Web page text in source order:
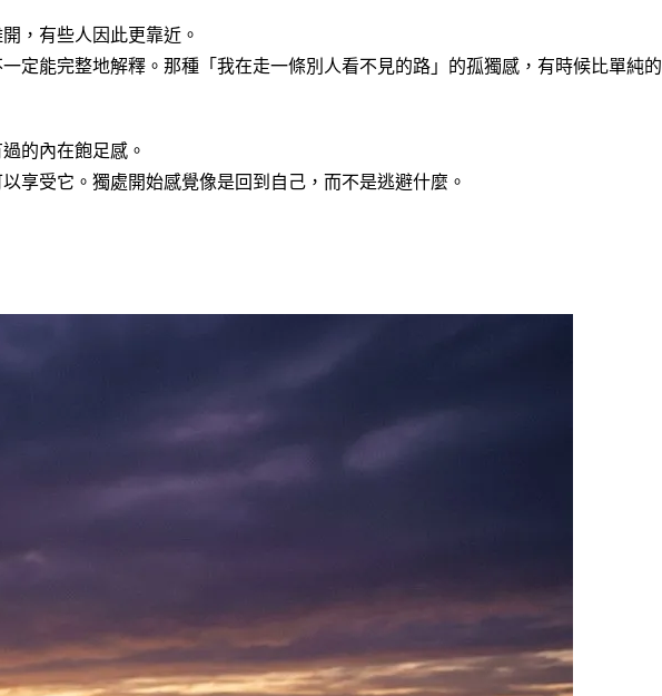
，有些人因此更靠近。
定能完整地解釋。那種「我在走一條別人看不見的路」的孤獨感，有時候比單純的
的內在飽足感 。
享受它。獨處開始感覺像是回到自己，而不是逃避什麼。